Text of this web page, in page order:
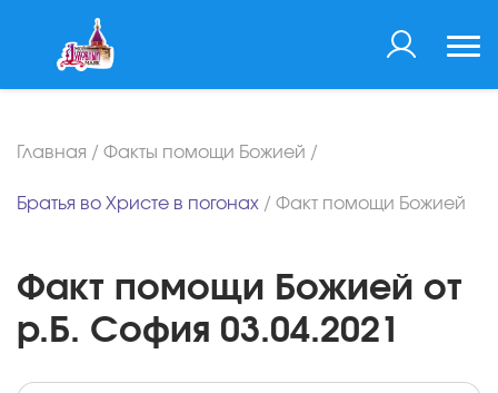
Главная / Факты помощи Божией /
Братья во Христе в погонах / Факт помощи Божией
Факт помощи Божией от
р.Б. София 03.04.2021